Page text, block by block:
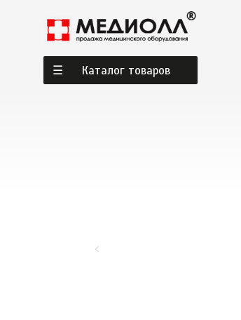
Каталог товаров